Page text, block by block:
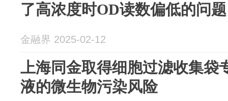
了高浓度时OD读数偏低的问题
金融界 2025-02-12
上海同金取得细胞过滤收集袋
液的微生物污染风险